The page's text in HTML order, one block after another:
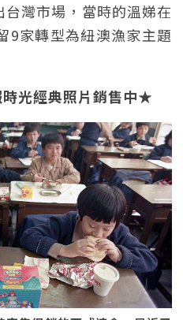
灣市場，當時的溫娣在
9家轉型為紐澳漁家主題
光經典照片銷售中★